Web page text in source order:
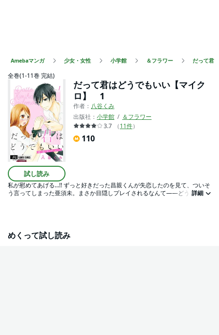
Amebaマンガ 少女・女性 小学館 ＆フラワー だって君
全巻(1-11巻 完結)
試し読み
だって君はどうでもいい【マイク
ロ】 1
作者： 八谷くみ
出版社： 小学館
＆フラワー
3.7
（11件）
110
私が慰めてあげる…!! ずっと好きだった昌親くんが失恋したのを見て、ついそ
う言ってしまった亜須未。まさか目隠しプレイされるなんて――どうも思っ
詳細
めくって試し読み